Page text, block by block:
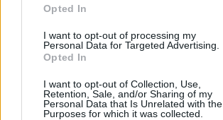
Opted In
I want to opt-out of processing my
Personal Data for Targeted Advertising.
Opted In
I want to opt-out of Collection, Use,
Retention, Sale, and/or Sharing of my
Personal Data that Is Unrelated with the
Purposes for which it was collected.